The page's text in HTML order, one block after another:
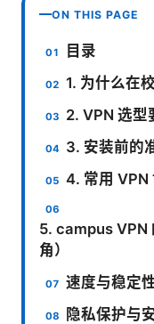
ON THIS PAGE
目录
1. 为什么在
2. VPN 选型
3. 安装前的
4. 常用 VPN
5. campus VPN
角）
速度与稳定
隐私保护与